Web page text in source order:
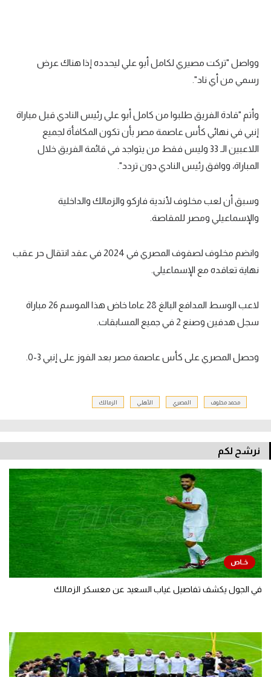
وواصل "تركت مصيري لكامل أبو علي ليحدده إذا هناك عرض
رسمي من أي ناد".
وأتم "قادة الفريق طلبوا من كامل أبو علي رئيس النادي قبل مباراة
إنبي في نهائي كأس عاصمة مصر بأن تكون المكافأة لجميع
اللاعبين الـ 33 وليس فقط من يتواجد في قائمة الفريق خلال
المباراة، ووافق رئيس النادي دون تردد".
وسبق أن لعب مخلوف لأندية فاركو والزمالك والداخلية
والإسماعيلي ومصر للمقاصة.
وانضم مخلوف لصفوف المصري في 2024 في عقد انتقال حر عقب
نهاية تعاقده مع الإسماعيلي.
لاعب الوسط المدافع البالغ 28 عاما خاض هذا الموسم 26 مباراة
سجل هدفين وصنع 2 في جميع المسابقات.
وحصل المصري على كأس عاصمة مصر بعد الفوز على إنبي 3-0.
محمد مخلوف المصري الأهلي الزمالك
نرشح لكم
في الجول يكشف تفاصيل غياب السعيد عن معسكر الزمالك